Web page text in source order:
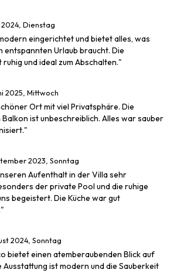
2024, Dienstag
eingerichtet und bietet alles, was
entspannten Urlaub braucht. Die
ruhig und ideal zum Abschalten."
2025, Mittwoch
Ort mit viel Privatsphäre. Die
Balkon ist unbeschreiblich. Alles war sauber
2023, Sonntag
Aufenthalt in der Villa sehr
der private Pool und die ruhige
begeistert. Die Küche war gut
2024, Sonntag
bietet einen atemberaubenden Blick auf
Ausstattung ist modern und die Sauberkeit